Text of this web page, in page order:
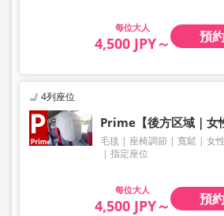
大人
4,500 JPY～ 預約
4列座位
Prime【後方区域｜女
毛毯 座椅調節 寬鬆 女
指定座位
大人
4,500 JPY～ 預約